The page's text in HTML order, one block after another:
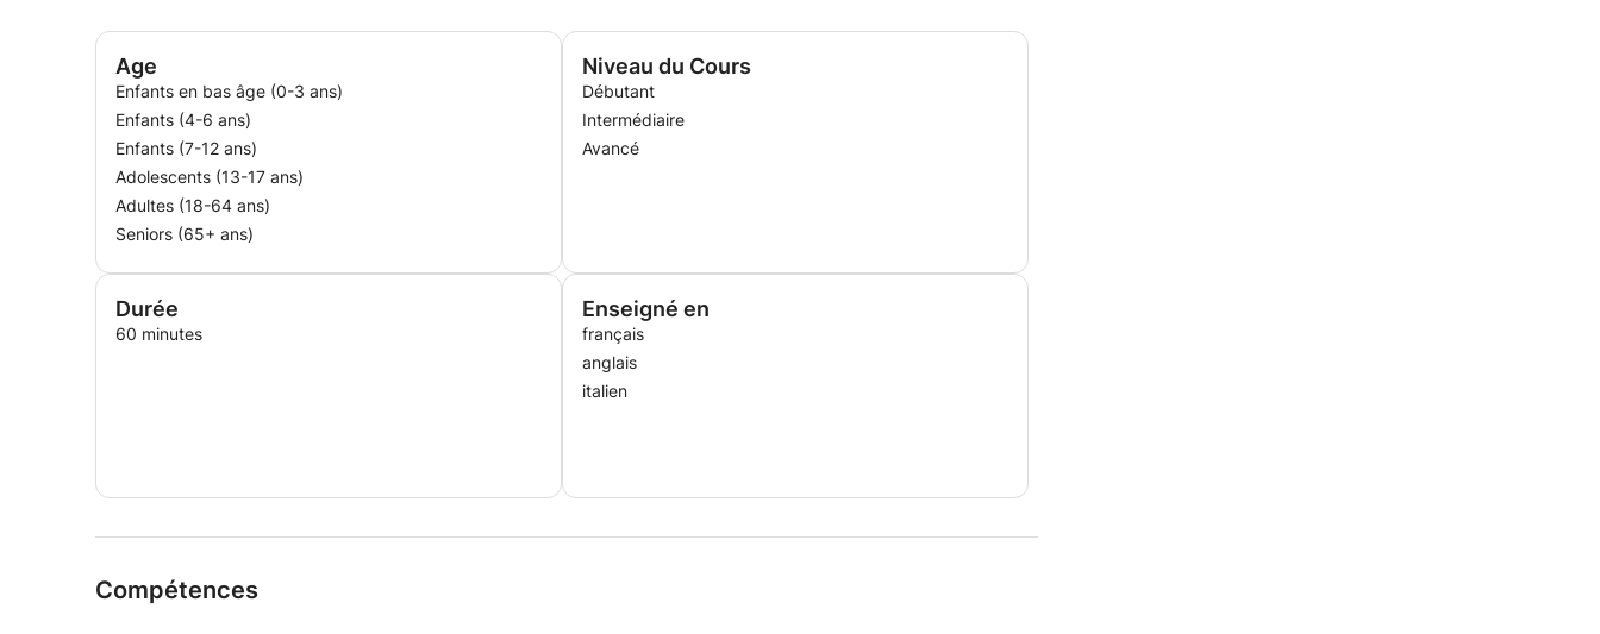
Age
Enfants en bas âge (0-3 ans)
Enfants (4-6 ans)
Enfants (7-12 ans)
Adolescents (13-17 ans)
Adultes (18-64 ans)
Seniors (65+ ans)
Niveau du Cours
Débutant
Intermédiaire
Avancé
Durée
60 minutes
Enseigné en
français
anglais
italien
Compétences